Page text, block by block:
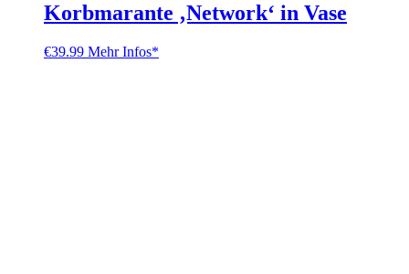
Korbmarante ‚Network‘ in Vase
€39.99 Mehr Infos*